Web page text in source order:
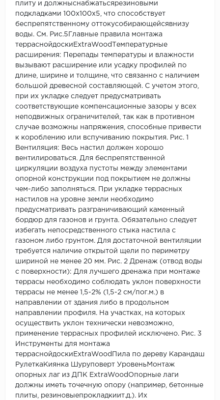
плиту и должныснабжатьсярезиновыми
подкладками 100х100х5, что способствует
беспрепятственному оттокусобирающейсявнизу
воды. См. Рис.5Главные правила монтажа
терраснойдоскиExtraWoodТемпературные
расширения: Перепады температуры и влажности
вызывают расширение или усадку профилей по
длине, ширине и толщине, что связанно с наличием
большой древесной составляющей. С учетом этого,
при их укладке следует предусматривать
соответствующие компенсационные зазоры у всех
неподвижных ограничителей, так как в противном
случае возможны напряжения, способные привести
к короблению или вспучиванию покрытия. Рис. 1
Вентиляция: Весь настил должен хорошо
вентилироваться. Для беспрепятственной
циркуляции воздуха пустоты между элементами
опорной конструкции под покрытием не должны
чем-либо заполняться. При укладке террасных
настилов на уровне земли необходимо
предусматривать разграничивающий каменный
бордюр для газонов и грунта. Обязательно следует
избегать непосредственного стыка настила с
газоном либо грунтом. Для достаточной вентиляции
требуется наличие открытой щели по периметру
шириной не менее 20 мм. Рис. 2 Дренаж (отвод воды
с поверхности): Для лучшего дренажа при монтаже
террасы необходимо соблюдать уклон поверхности
террасы не менее 1,5-2% (1,5-2 см/пог.м.) в
направлении от здания либо в продольном
направлении профиля. На участках, на которых
осуществить уклон технически невозможно,
применение террасных профилей исключено. Рис. 3
Инструменты для монтажа
терраснойдоскиExtraWoodПила по дереву Карандаш
РулеткаКиянка Шуруповерт УровеньМонтаж
опорных лаг из ДПК ExtraWoodОпорные лаги
должны иметь точечную опору (например, бетонные
плиты, резиновыепрокладкиит.д.). Их